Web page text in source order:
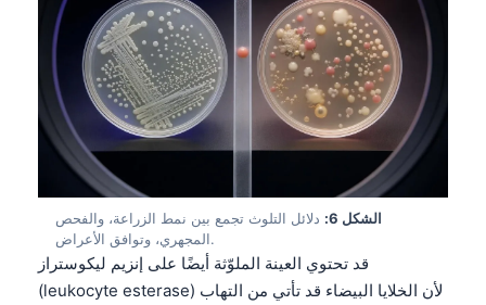
الشكل 6:
دلائل التلوث تجمع بين نمط الزراعة، والفحص
المجهري، وتوافق الأعراض.
قد تحتوي العينة الملوّثة أيضًا على إنزيم ليكوستراز
(leukocyte esterase) لأن الخلايا البيضاء قد تأتي من التهاب
ພາສາລາວ
Basa Jawa
Cebuano
ئۇيغۇرچە
Кыргызча
Татар теле
Беларуская мова
Esperanto
Frysk